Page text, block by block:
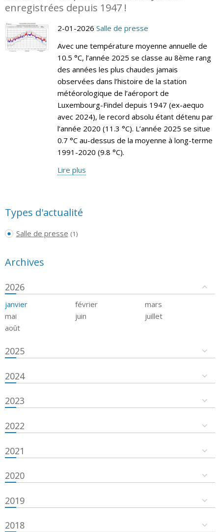
enregistrées depuis 1947 !
2-01-2026 Salle de presse
Avec une température moyenne annuelle de
10.5 °C, l’année 2025 se classe au 8ème rang
des années les plus chaudes jamais
observées dans l’histoire de la station
météorologique de l’aéroport de
Luxembourg-Findel depuis 1947 (ex-aequo
avec 2024), le record absolu étant détenu par
l’année 2020 (11.3 °C). L’année 2025 se situe
0.7 °C au-dessus de la moyenne à long-terme
1991-2020 (9.8 °C).
Lire plus
Types d'actualité
Salle de presse (1)
Archives
2026
janvier février
mars
mai
juin
juillet
août
2025
2024
2023
2022
2021
2020
2019
2018